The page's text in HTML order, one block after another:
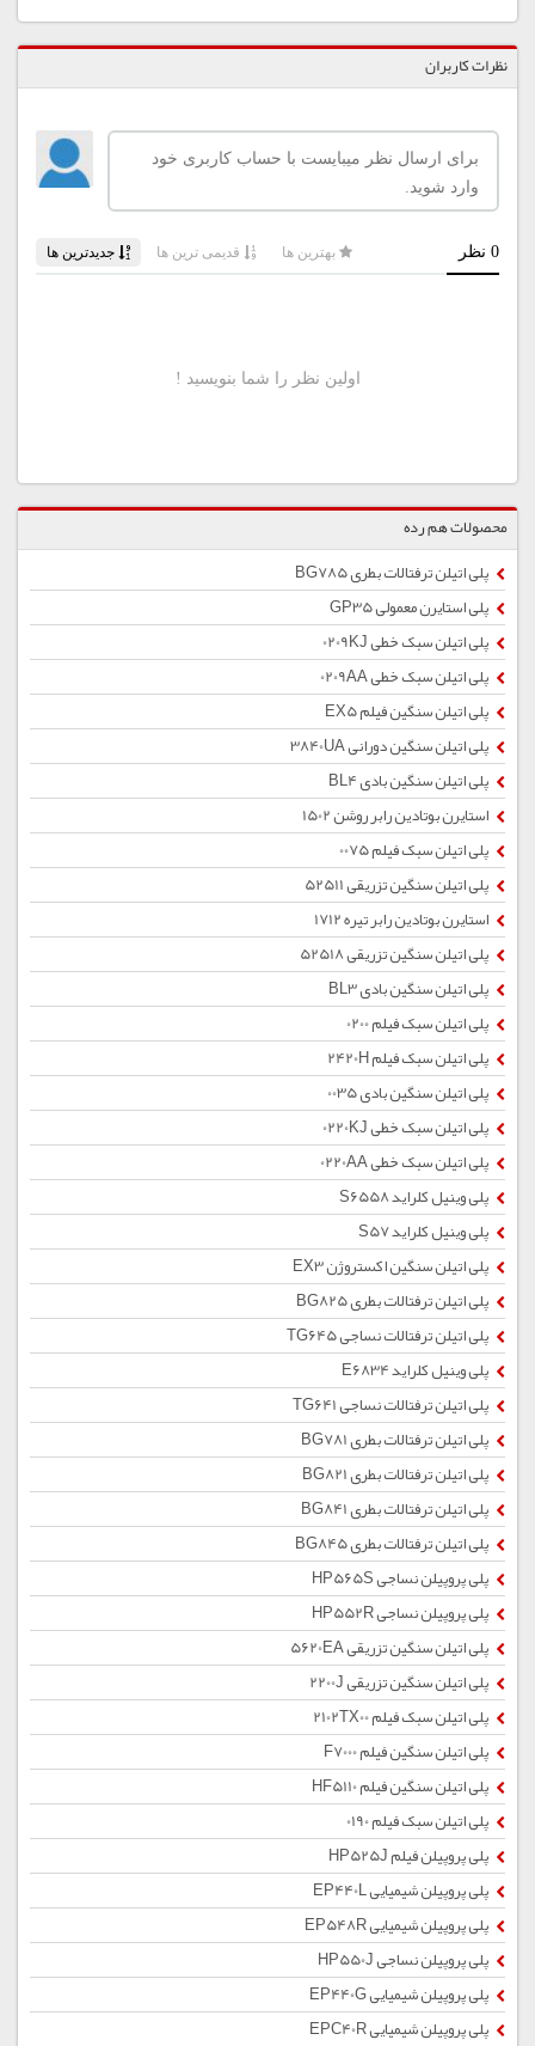
نظرات کاربران
محصولات هم رده
پلی اتیلن ترفتالات بطری BG785
پلی استایرن معمولی GP35
پلی اتیلن سبک خطی 0209KJ
پلی اتیلن سبک خطی 0209AA
پلی اتیلن سنگین فیلم EX5
پلی اتیلن سنگین دورانی 3840UA
پلی اتیلن سنگین بادی BL4
استایرن بوتادین رابر روشن 1502
پلی اتیلن سبک فیلم 0075
پلی اتیلن سنگین تزریقی 52511
استایرن بوتادین رابر تیره 1712
پلی اتیلن سنگین تزریقی 52518
پلی اتیلن سنگین بادی BL3
پلی اتیلن سبک فیلم 0200
پلی اتیلن سبک فیلم 2420H
پلی اتیلن سنگین بادی 0035
پلی اتیلن سبک خطی 0220KJ
پلی اتیلن سبک خطی 0220AA
پلی وینیل کلراید S6558
پلی وینیل کلراید S57
پلی اتیلن سنگین اکستروژن EX3
پلی اتیلن ترفتالات بطری BG825
پلی اتیلن ترفتالات نساجی TG645
پلی وینیل کلراید E6834
پلی اتیلن ترفتالات نساجی TG641
پلی اتیلن ترفتالات بطری BG781
پلی اتیلن ترفتالات بطری BG821
پلی اتیلن ترفتالات بطری BG841
پلی اتیلن ترفتالات بطری BG845
پلی پروپیلن نساجی HP565S
پلی پروپیلن نساجی HP552R
پلی اتیلن سنگین تزریقی 5620EA
پلی اتیلن سنگین تزریقی 2200J
پلی اتیلن سبک فیلم 2102TX00
پلی اتیلن سنگین فیلم F7000
پلی اتیلن سنگین فیلم HF5110
پلی اتیلن سبک فیلم 0190
پلی پروپیلن فیلم HP525J
پلی پروپیلن شیمیایی EP440L
پلی پروپیلن شیمیایی EP548R
پلی پروپیلن نساجی HP550J
پلی پروپیلن شیمیایی EP440G
پلی پروپیلن شیمیایی EPC40R